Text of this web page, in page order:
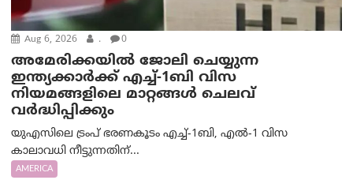
Aug 6, 2026 . 0
അമേരിക്കയില്‍ ജോലി ചെയ്യുന്ന
ഇന്ത്യക്കാർക്ക് എച്ച്-1ബി വിസ
നിയമങ്ങളിലെ മാറ്റങ്ങൾ ചെലവ്
വർദ്ധിപ്പിക്കും
യുഎസിലെ ട്രംപ് ഭരണകൂടം എച്ച്-1ബി, എൽ-1 വിസ
കാലാവധി നീട്ടുന്നതിന്...
AMERICA